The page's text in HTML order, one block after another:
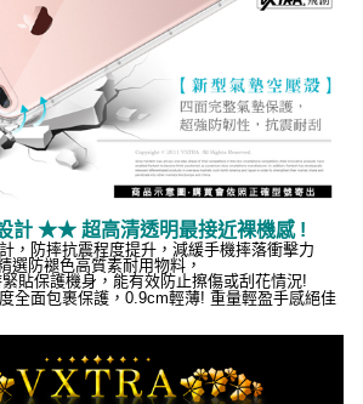
計 ★★ 超高清透明最接近裸機感 !
，防摔抗震程度提升，減緩手機摔落衝擊力
選防褪色高質素耐用物料，
貼保護機身，能有效防止擦傷或刮花情況!
全面包裹保護，0.9cm輕薄! 重量輕盈手感絕佳